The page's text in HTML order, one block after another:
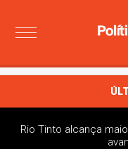
Rio Tinto alcança